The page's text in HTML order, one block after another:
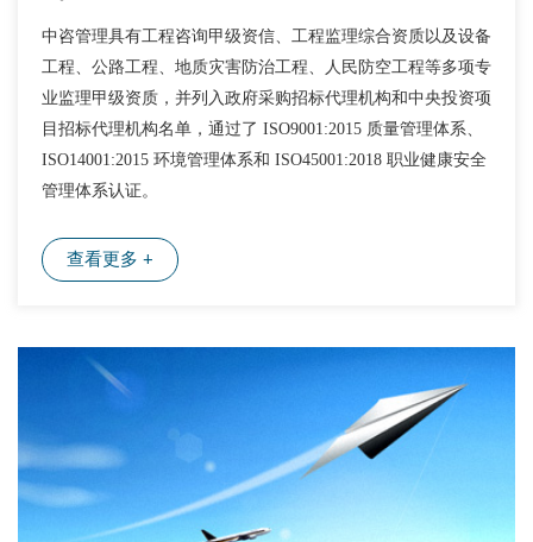
中咨管理具有工程咨询甲级资信、工程监理综合资质以及设备
工程、公路工程、地质灾害防治工程、人民防空工程等多项专
业监理甲级资质，并列入政府采购招标代理机构和中央投资项
目招标代理机构名单，通过了 ISO9001:2015 质量管理体系、
ISO14001:2015 环境管理体系和 ISO45001:2018 职业健康安全
管理体系认证。
查看更多 +